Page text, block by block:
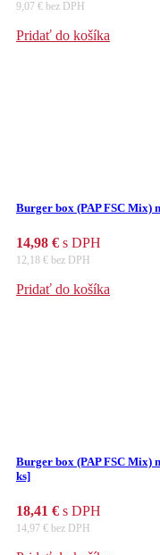
9,07 € bez DPH
Pridať do košíka
Burger box (PAP FSC Mix)
14,98 € s DPH
12,18 € bez DPH
Pridať do košíka
Burger box (PAP FSC Mix)
ks]
18,41 € s DPH
14,97 € bez DPH